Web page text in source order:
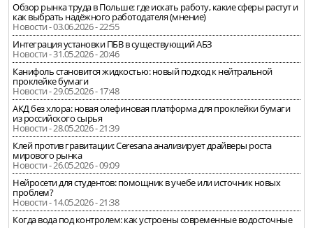
Обзор рынка труда в Польше: где искать работу, какие сферы растут и
как выбрать надёжного работодателя (мнение)
Новости - 03.06.2026 - 22:55
Интеграция установки ПБВ в существующий АБЗ
Новости - 31.05.2026 - 20:46
Канифоль становится жидкостью: новый подход к нейтральной
проклейке бумаги
Новости - 29.05.2026 - 17:48
АКД без хлора: новая олефиновая платформа для проклейки бумаги
из российского сырья
Новости - 28.05.2026 - 21:39
Клей против гравитации: Ceresana анализирует драйверы роста
мирового рынка
Новости - 26.05.2026 - 09:09
Нейросети для студентов: помощник в учебе или источник новых
проблем?
Новости - 14.05.2026 - 21:38
Когда вода под контролем: как устроены современные водосточные